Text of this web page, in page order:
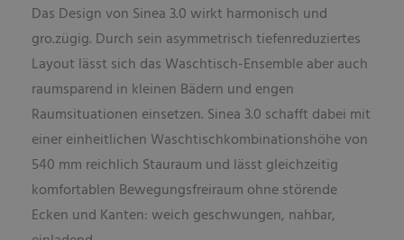
Das Design von Sinea 3.0 wirkt harmonisch und
gro.zügig. Durch sein asymmetrisch tiefenreduziertes
Layout lässt sich das Waschtisch-Ensemble aber auch
raumsparend in kleinen Bädern und engen
Raumsituationen einsetzen. Sinea 3.0 schafft dabei mit
einer einheitlichen Waschtischkombinationshöhe von
540 mm reichlich Stauraum und lässt gleichzeitig
komfortablen Bewegungsfreiraum ohne störende
Ecken und Kanten: weich geschwungen, nahbar,